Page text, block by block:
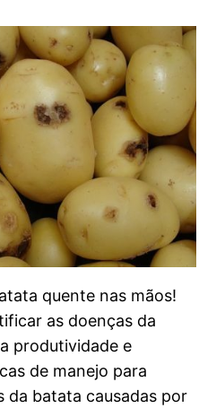
quente nas mãos!
as doenças da
produtividade e
de manejo para
da batata causadas por